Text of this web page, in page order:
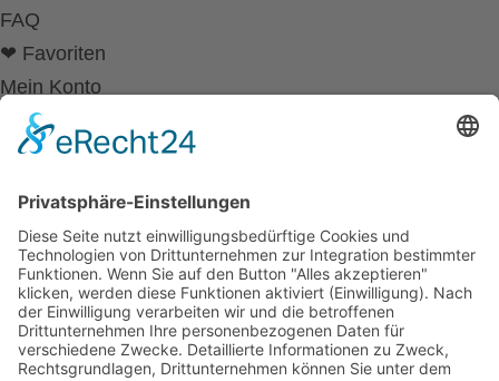
FAQ
❤ Favoriten
Mein Konto
Betriebsferien
Wir befinden uns vom
19.12.2025 bis einschließlich 07.01.2026
in unseren Betriebsferien.